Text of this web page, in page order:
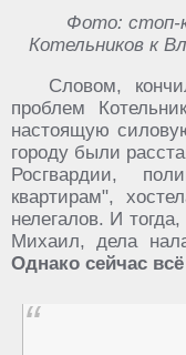
Фото: стоп-
Котельников к
Словом,
проблем
настоящую
городу были
Росгвардии,
квартирам",
нелегалов. И
Михаил, дела
Однако сейчас